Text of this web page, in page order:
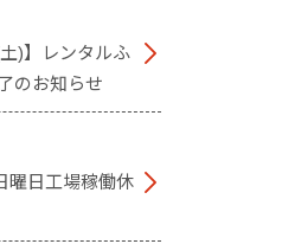
土)】レンタルふ
のお知らせ
曜日工場稼働休